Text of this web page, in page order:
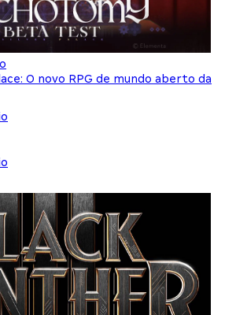
O novo RPG de mundo aberto da